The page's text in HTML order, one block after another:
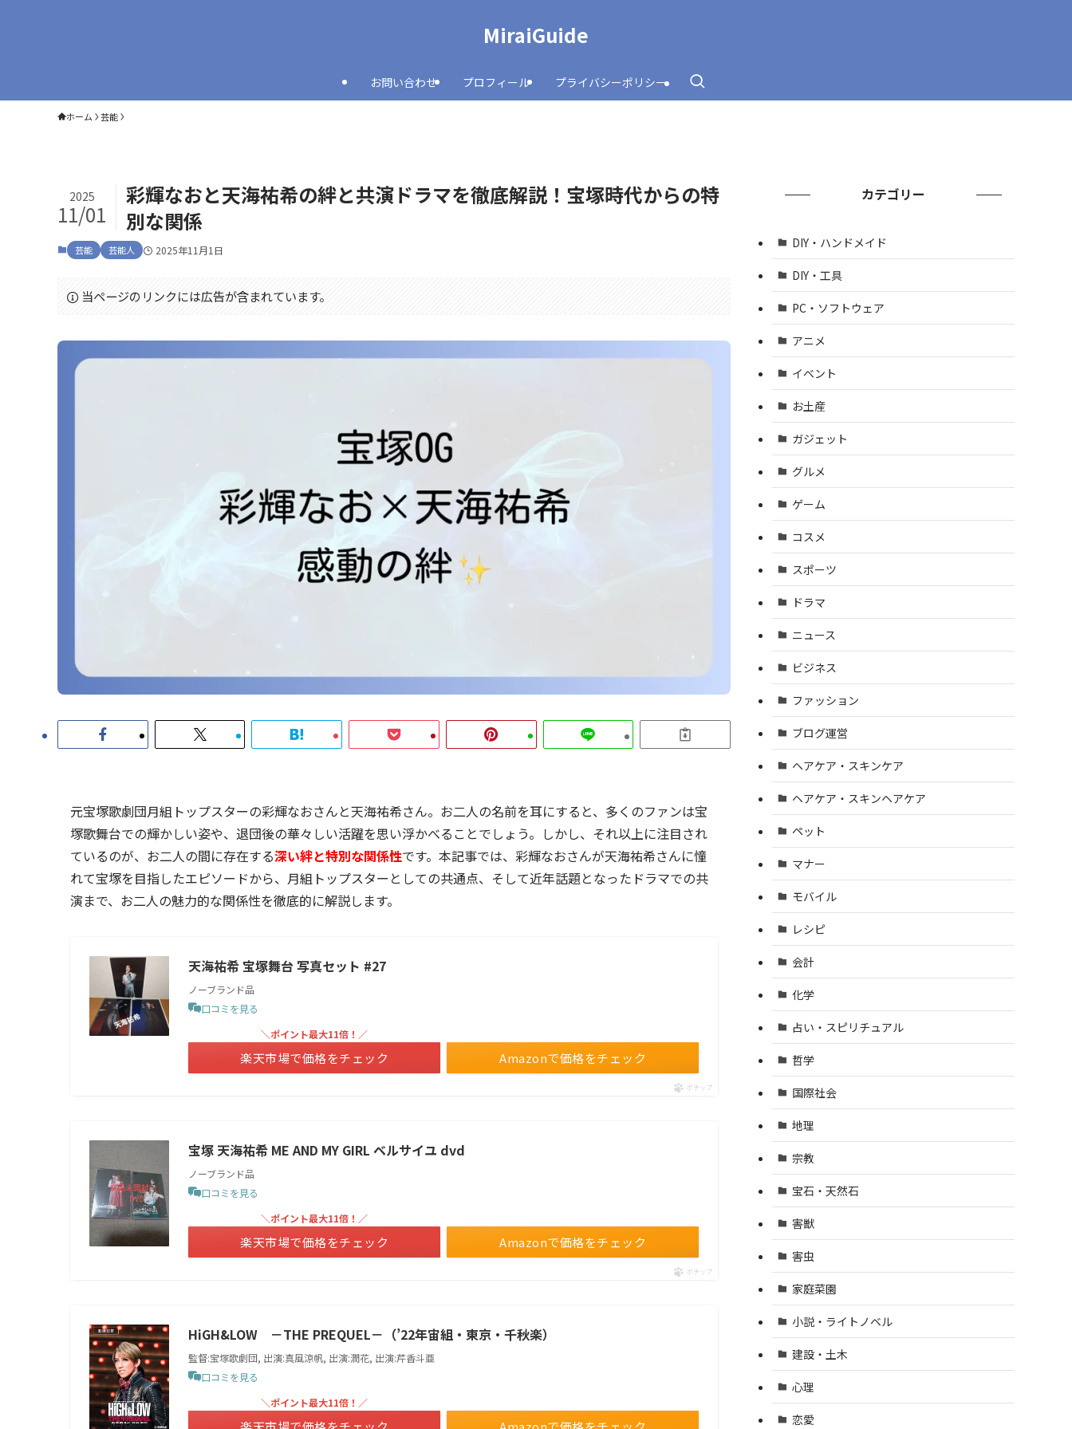
MiraiGuide
お問い合わせ プロフィール プライバシーポリシー
ホーム 芸能
彩輝なおと天海祐希の絆と共演ドラマを徹底解説！宝塚時代からの特
別な関係
2025
11/01
芸能 芸能人 2025年11月1日
当ページのリンクには広告が含まれています。
元宝塚歌劇団月組トップスターの彩輝なおさんと天海祐希さん。お二人の名前を耳にすると、多くのファンは宝
塚歌舞台での輝かしい姿や、退団後の華々しい活躍を思い浮かべることでしょう。しかし、それ以上に注目され
ているのが、お二人の間に存在する深い絆と特別な関係性です。本記事では、彩輝なおさんが天海祐希さんに憧
れて宝塚を目指したエピソードから、月組トップスターとしての共通点、そして近年話題となったドラマでの共
演まで、お二人の魅力的な関係性を徹底的に解説します。
天海祐希 宝塚舞台 写真セット #27
ノーブランド品
口コミを見る
Amazonで価格をチェック
＼ポイント最大11倍！／
楽天市場で価格をチェック
ポチップ
宝塚 天海祐希 ME AND MY GIRL ベルサイユ dvd
ノーブランド品
口コミを見る
Amazonで価格をチェック
＼ポイント最大11倍！／
楽天市場で価格をチェック
ポチップ
HiGH&LOW －THE PREQUEL－（’22年宙組・東京・千秋楽）
監督:宝塚歌劇団, 出演:真風涼帆, 出演:潤花, 出演:芹香斗亜
口コミを見る
＼ポイント最大11倍！／
カテゴリー
DIY・ハンドメイド
DIY・工具
PC・ソフトウェア
アニメ
イベント
お土産
ガジェット
グルメ
ゲーム
コスメ
スポーツ
ドラマ
ニュース
ビジネス
ファッション
ブログ運営
ヘアケア・スキンケア
ヘアケア・スキンヘアケア
ペット
マナー
モバイル
レシピ
会計
化学
占い・スピリチュアル
哲学
国際社会
地理
宗教
宝石・天然石
害獣
害虫
家庭菜園
小説・ライトノベル
建設・土木
心理
恋愛